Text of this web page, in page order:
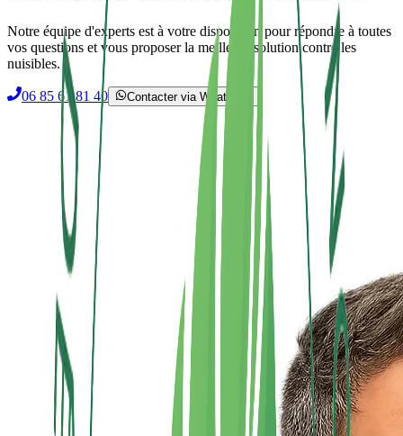
Notre équipe d'experts est à votre disposition pour répondre à toutes
vos questions et vous proposer la meilleure solution contre les
nuisibles.
06 85 61 81 40 Contacter via WhatsApp